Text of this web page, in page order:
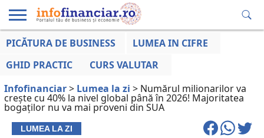
EDUCAȚIE
LA ZI
AFACERILOR
PICĂTURA DE BUSINESS
LUMEA IN CIFRE
GHID PRACTIC
CURS VALUTAR
Infofinanciar> Lumea la zi > Numărul milionarilor va
crește cu 40% la nivel global până în 2026! Majoritatea
bogaților nu va mai proveni din SUA
LUMEA LA ZI